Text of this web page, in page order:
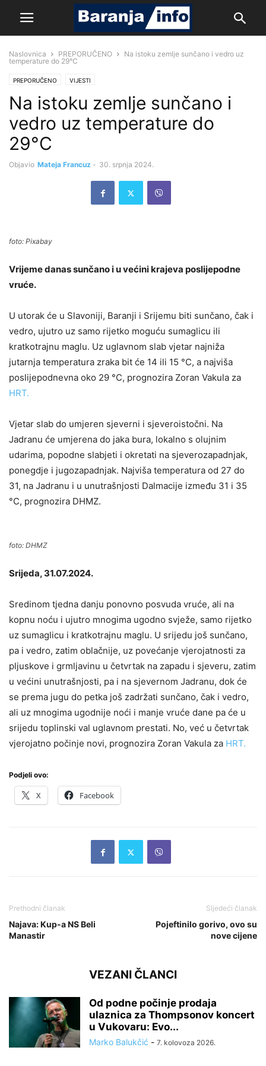
Naslovnica PREPORUČENO
Na istoku zemlje sunčano i vedro uz
temperature do 29°C
PREPORUČENO VIJESTI
Na istoku zemlje sunčano i
vedro uz temperature do
29°C
Objavio Mateja Francuz - 30. srpnja 2024.
foto: Pixabay
Vrijeme danas sunčano i u većini krajeva poslijepodne
vruće.
U utorak će u Slavoniji, Baranji i Srijemu biti sunčano, čak i
vedro, ujutro uz samo rijetko moguću sumaglicu ili
kratkotrajnu maglu. Uz uglavnom slab vjetar najniža
jutarnja temperatura zraka bit će 14 ili 15 °C, a najviša
poslijepodnevna oko 29 °C, prognozira Zoran Vakula za
HRT.
Vjetar slab do umjeren sjeverni i sjeveroistočni. Na
Jadranu će umjerena do jaka bura, lokalno s olujnim
udarima, popodne slabjeti i okretati na sjeverozapadnjak,
ponegdje i jugozapadnjak. Najviša temperatura od 27 do
31, na Jadranu i u unutrašnjosti Dalmacije između 31 i 35
°C, prognozira DHMZ.
foto: DHMZ
Srijeda, 31.07.2024.
Sredinom tjedna danju ponovno posvuda vruće, ali na
kopnu noću i ujutro mnogima ugodno svježe, samo rijetko
uz sumaglicu i kratkotrajnu maglu. U srijedu još sunčano,
pa i vedro, zatim oblačnije, uz povećanje vjerojatnosti za
pljuskove i grmljavinu u četvrtak na zapadu i sjeveru, zatim
u većini unutrašnjosti, pa i na sjevernom Jadranu, dok će
se prema jugu do petka još zadržati sunčano, čak i vedro,
ali uz mnogima ugodnije noći i manje vruće dane pa će u
srijedu toplinski val uglavnom prestati. No, već u četvrtak
vjerojatno počinje novi, prognozira Zoran Vakula za HRT.
Podjeli ovo:
X Facebook
Prethodni članak
Najava: Kup-a NS Beli
Manastir
Sljedeći članak
Pojeftinilo gorivo, ovo su
nove cijene
VEZANI ČLANCI
Od podne počinje prodaja
ulaznica za Thompsonov koncert
u Vukovaru: Evo...
Marko Balukčić - 7. kolovoza 2026.